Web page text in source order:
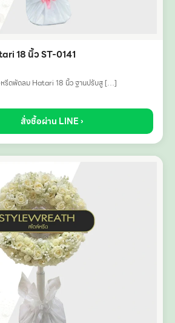
18 นิ้ว ST-0141
รีดพัดลม Hatari 18 นิ้ว ฐานปรับสู […]
สั่งซื้อผ่าน LINE ›